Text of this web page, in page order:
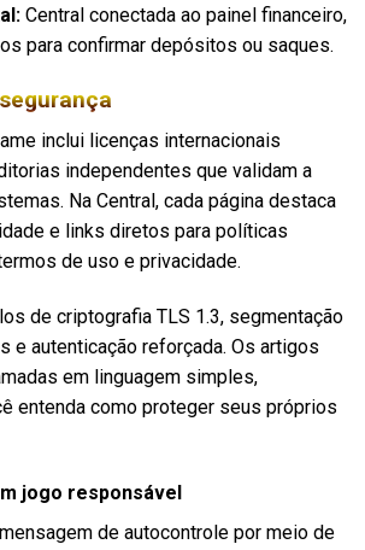
Central conectada ao painel financeiro,
para confirmar depósitos ou saques.
inclui licenças internacionais
independentes que validam a
Na Central, cada página destaca
e links diretos para políticas
de uso e privacidade.
de criptografia TLS 1.3, segmentação
e autenticação reforçada. Os artigos
em linguagem simples,
entenda como proteger seus próprios
jogo responsável
de autocontrole por meio de